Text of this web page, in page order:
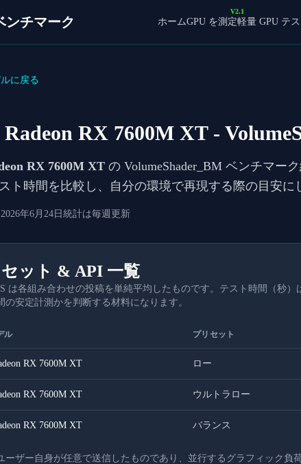
ンチマーク ホームGPU を測定
V2.1
軽量 GPU テス
に戻る
RX 7600M XT-
RX 7600M XT の VolumeShader_BM ベンチマー
ト時間を比較し、自分の環境で再現する際の目安に
2026年6月24日 統計は毎週更新
ット & API 一覧
は各組み合わせの投稿を単純平均したものです。テスト時間（秒
の安定計測かを判断する材料になります。
ル プリセット
RX 7600M XT ロー
RX 7600M XT ウルトラロー
RX 7600M XT バランス
ーザー自身が任意で送信したものであり、並行するグラフィック負